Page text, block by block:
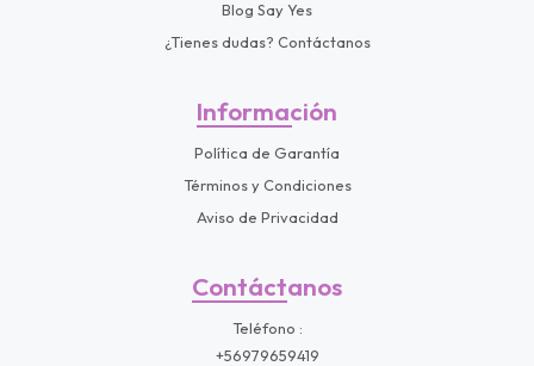
Blog Say Yes
¿Tienes dudas? Contáctanos
Información
Política de Garantía
Términos y Condiciones
Aviso de Privacidad
Contáctanos
Teléfono
+56979659419